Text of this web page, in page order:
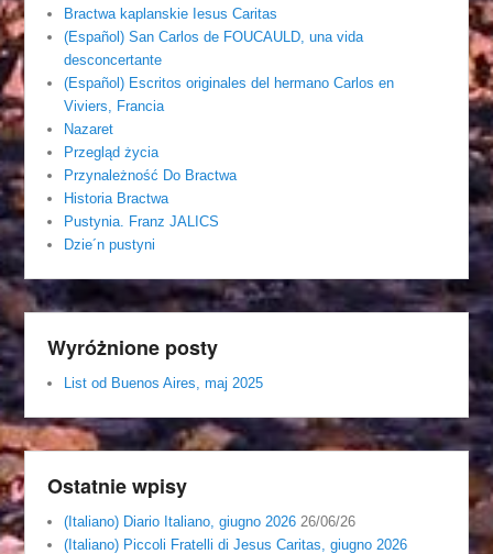
Bractwa kaplanskie Iesus Caritas
(Español) San Carlos de FOUCAULD, una vida
desconcertante
(Español) Escritos originales del hermano Carlos en
Viviers, Francia
Nazaret
Przegląd życia
Przynależność Do Bractwa
Historia Bractwa
Pustynia. Franz JALICS
Dzie´n pustyni
Wyróżnione posty
List od Buenos Aires, maj 2025
Ostatnie wpisy
(Italiano) Diario Italiano, giugno 2026 26/06/26
(Italiano) Piccoli Fratelli di Jesus Caritas, giugno 2026